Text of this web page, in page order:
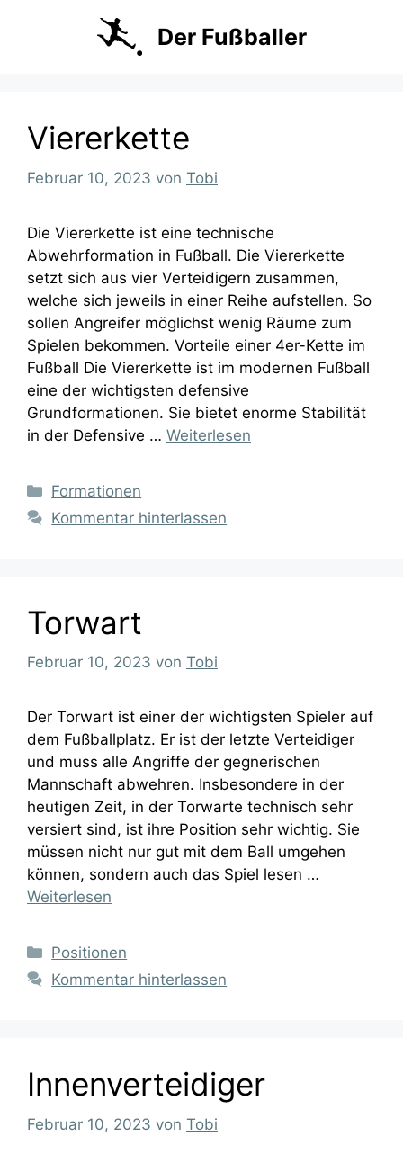
Der Fußballer
Viererkette
Februar 10, 2023 von Tobi
Die Viererkette ist eine technische
Abwehrformation in Fußball. Die Viererkette
setzt sich aus vier Verteidigern zusammen,
welche sich jeweils in einer Reihe aufstellen. So
sollen Angreifer möglichst wenig Räume zum
Spielen bekommen. Vorteile einer 4er-Kette im
Fußball Die Viererkette ist im modernen Fußball
eine der wichtigsten defensive
Grundformationen. Sie bietet enorme Stabilität
in der Defensive … Weiterlesen
Kategorien
Formationen
Kommentar hinterlassen
Torwart
Februar 10, 2023 von Tobi
Der Torwart ist einer der wichtigsten Spieler auf
dem Fußballplatz. Er ist der letzte Verteidiger
und muss alle Angriffe der gegnerischen
Mannschaft abwehren. Insbesondere in der
heutigen Zeit, in der Torwarte technisch sehr
versiert sind, ist ihre Position sehr wichtig. Sie
müssen nicht nur gut mit dem Ball umgehen
können, sondern auch das Spiel lesen …
Weiterlesen
Kategorien
Positionen
Kommentar hinterlassen
Innenverteidiger
Februar 10, 2023 von Tobi